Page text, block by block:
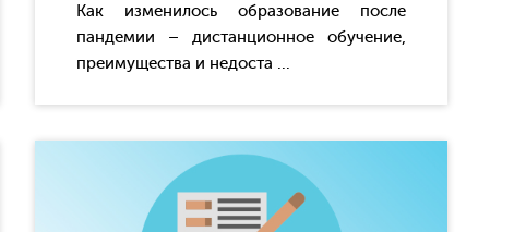
Как изменилось образование после
пандемии – дистанционное обучение,
преимущества и недоста ...